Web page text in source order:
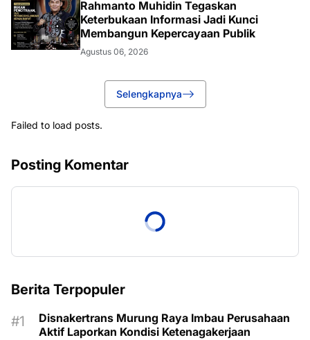
Rahmanto Muhidin Tegaskan
Keterbukaan Informasi Jadi Kunci
Membangun Kepercayaan Publik
Agustus 06, 2026
Selengkapnya
Failed to load posts.
Posting Komentar
Berita Terpopuler
Disnakertrans Murung Raya Imbau Perusahaan
Aktif Laporkan Kondisi Ketenagakerjaan